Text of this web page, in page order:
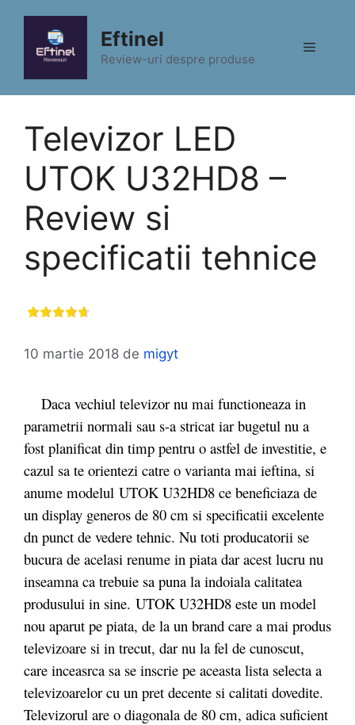
conținut
Eftinel
Review-uri despre produse
Meniu
Televizor LED
UTOK U32HD8 –
Review si
specificatii tehnice
10 martie 2018 de migyt
Daca vechiul televizor nu mai functioneaza in
parametrii normali sau s-a stricat iar bugetul nu a
fost planificat din timp pentru o astfel de investitie, e
cazul sa te orientezi catre o varianta mai ieftina, si
anume modelul UTOK U32HD8 ce beneficiaza de
un display generos de 80 cm si specificatii excelente
dn punct de vedere tehnic. Nu toti producatorii se
bucura de acelasi renume in piata dar acest lucru nu
inseamna ca trebuie sa puna la indoiala calitatea
produsului in sine. UTOK U32HD8 este un model
nou aparut pe piata, de la un brand care a mai produs
televizoare si in trecut, dar nu la fel de cunoscut,
care inceasrca sa se inscrie pe aceasta lista selecta a
televizoarelor cu un pret decente si calitati dovedite.
Televizorul are o diagonala de 80 cm, adica suficient